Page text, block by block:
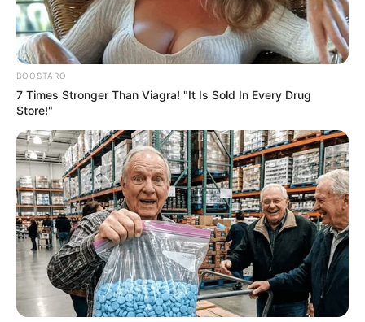
BOOSTARO
7 Times Stronger Than Viagra! "It Is Sold In Every Drug
Store!"